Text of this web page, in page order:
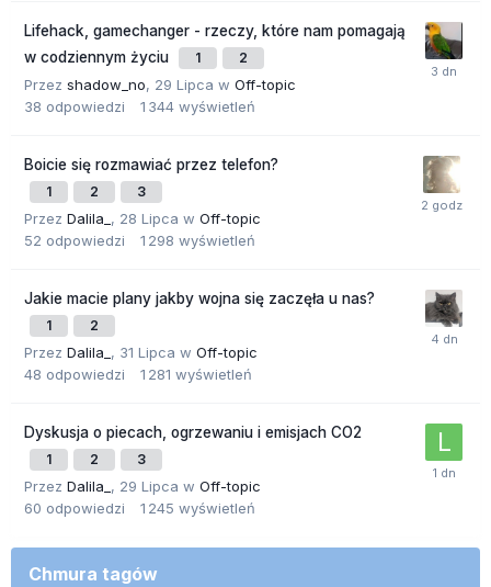
Lifehack, gamechanger - rzeczy, które nam pomagają
w codziennym życiu
1 2
Przez shadow_no, 29 Lipca w Off-topic
38 odpowiedzi 1 344 wyświetleń
Boicie się rozmawiać przez telefon?
1 2 3
Przez Dalila_ , 28 Lipca w Off-topic
52 odpowiedzi 1 298 wyświetleń
Jakie macie plany jakby wojna się zaczęła u nas?
1 2
Przez Dalila_ , 31 Lipca w Off-topic
48 odpowiedzi 1 281 wyświetleń
Dyskusja o piecach, ogrzewaniu i emisjach CO2
1 2 3
Przez Dalila_ , 29 Lipca w Off-topic
60 odpowiedzi 1 245 wyświetleń
Chmura tagów